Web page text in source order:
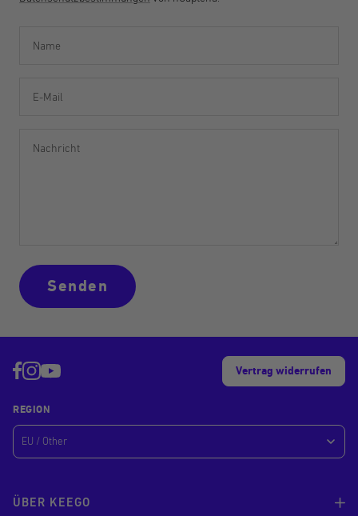
Name
E-Mail
Nachricht
Senden
ÜBER KEEGO
Vertrag widerrufen
REGION